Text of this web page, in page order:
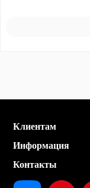
Клиентам
Информация
Контакты